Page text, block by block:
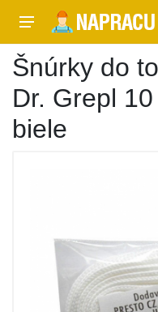
Šnúrky do
Dr. Grepl
biele